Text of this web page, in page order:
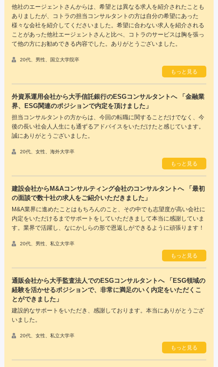
他社のエージェントさんからは、希望とは異なる求人を紹介されたことも
ありましたが、コトラの担当コンサルタントの方は自分の希望にあった
様々な会社を紹介してくださいました。希望に合わない求人を紹介される
ことがあった他社エージェントさんと比べ、コトラのサービスは胸を張っ
て他の方にお勧めできる内容でした。ありがとうございました。
20代、男性、国立大学院卒
もっと見る
外資系運用会社から大手信託銀行のESGコンサルタントへ 「金融業
界、ESG関連のポジションで内定を頂けました」
担当コンサルタントの方からは、今回の転職に関することだけでなく、今
後の長い社会人人生にも通ずるアドバイスをいただけたと感じています。
誠にありがとうございました。
20代、女性、海外大学卒
もっと見る
建設会社からM&Aコンサルティング会社のコンサルタントへ 「最初
の面談で数十社の求人をご紹介いただきました」
M&A業界に進めたことはもちろんのこと、その中でも志望度が高い会社に
内定をいただけるまでサポートをしていただきまして本当に感謝していま
す。業界で活躍し、なにかしらの形で恩返しができるように頑張ります！
20代、男性、私立大学卒
もっと見る
通販会社から大手監査法人でのESGコンサルタントへ 「ESG領域の
経験を活かせるポジションで、非常に満足のいく内定をいただくこ
とができました」
建設的なサポートをいただき、感謝しております。本当にありがとうござ
いました。
20代、女性、私立大学卒
もっと見る